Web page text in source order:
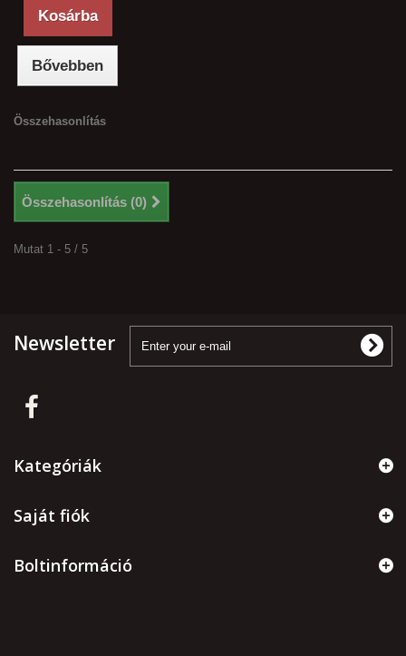
Kosárba
Bővebben
Összehasonlítás
Összehasonlítás (0)
Mutat 1 - 5 / 5
Newsletter
Kategóriák
Saját fiók
Boltinformáció